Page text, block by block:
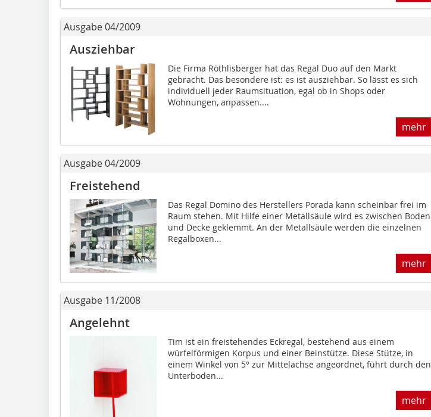
Ausgabe 04/2009
Ausziehbar
Die Firma Röthlisberger hat das Regal Duo auf den Markt
gebracht. Das besondere ist: es ist ausziehbar. So lässt es sich
individuell jeder Raumsituation, egal ob in Shops oder
Wohnungen, anpassen....
mehr
Ausgabe 04/2009
Freistehend
Das Regal Domino des Herstellers Porada kann scheinbar frei im
Raum stehen. Mit Hilfe einer Metallsäule wird es zwischen Boden
und Decke geklemmt. An der Metallsäule werden die einzelnen
Regalboxen...
mehr
Ausgabe 11/2008
Angelehnt
Tim ist ein freistehendes Eckregal, bestehend aus einem
würfelförmigen Korpus und einer Beinstütze. Diese Stütze, in
einem Winkel von 5° zur Mittelachse angeordnet, führt durch den
Unterboden...
mehr